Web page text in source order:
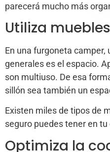
parecerá mucho más
Utiliza
En una furgoneta
generales es el espacio.
son multiuso. De esa
sillón sea también un
Existen miles de tipos de
seguro puedes tener en tu
Optimiza la